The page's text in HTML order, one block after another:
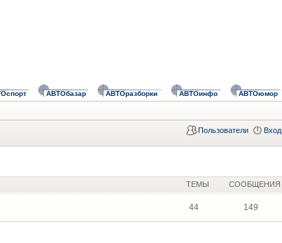
АВТОбазар АВТОразборки АВТОинфо АВТОюмор
Пользователи Вход
ТЕМЫ СООБЩЕНИЯ
44 149